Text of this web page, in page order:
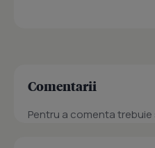
Comentarii
Pentru a comenta